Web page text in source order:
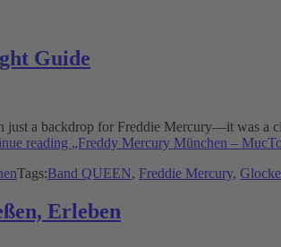
Guide
a backdrop for Freddie Mercury—it was a
reading „Freddy Mercury München –
Tags:Band QUEEN, Freddie Mercury,
Erleben